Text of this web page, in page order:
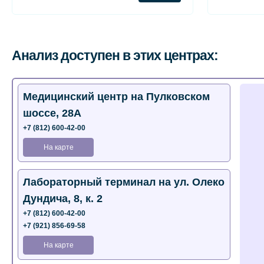
Анализ доступен в этих центрах:
Медицинский центр на Пулковском
шоссе, 28А
+7 (812) 600-42-00
На карте
Лабораторный терминал на ул. Олеко
Дундича, 8, к. 2
+7 (812) 600-42-00
+7 (921) 856-69-58
На карте